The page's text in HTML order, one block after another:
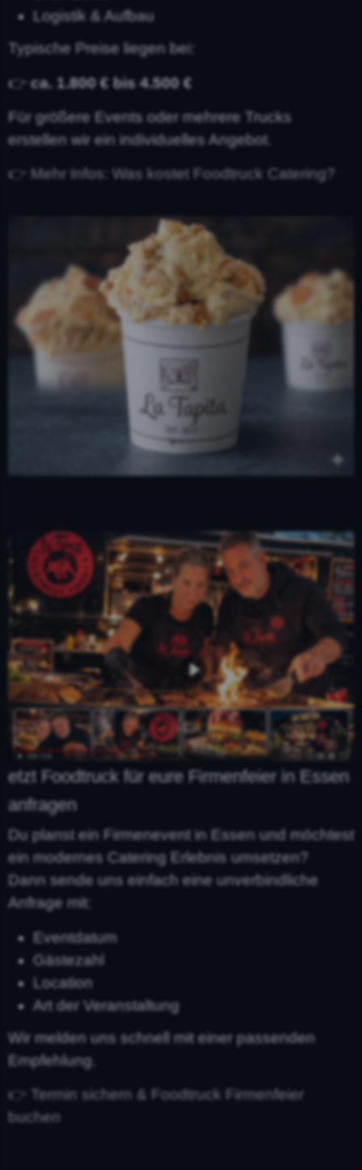
Logistik & Aufbau
Typische Preise liegen bei:
👉ca. 1.800 € bis 4.500 €
Für größere Events oder mehrere Trucks
erstellen wir ein individuelles Angebot.
👉 Mehr Infos: Was kostet Foodtruck Catering?
etzt Foodtruck für eure Firmenfeier in Essen
anfragen
Du planst ein Firmenevent in Essen und möchtest
ein modernes Catering Erlebnis umsetzen?
Dann sende uns einfach eine unverbindliche
Anfrage mit:
Eventdatum
Gästezahl
Location
Art der Veranstaltung
Wir melden uns schnell mit einer passenden
Empfehlung.
👉 Termin sichern & Foodtruck Firmenfeier
buchen